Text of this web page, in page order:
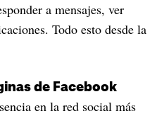
a mensajes, ver
Todo esto desde la
de Facebook
en la red social más